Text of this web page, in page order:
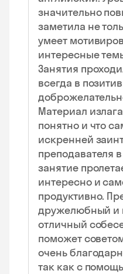
значительно
заметила не
умеет
интересные
Занятия
всегда в
Материал
понятно и что
искренней
преподавателя
занятие
интересно и
продуктивно.
дружелюбный и
отличный
поможет
очень
так как с